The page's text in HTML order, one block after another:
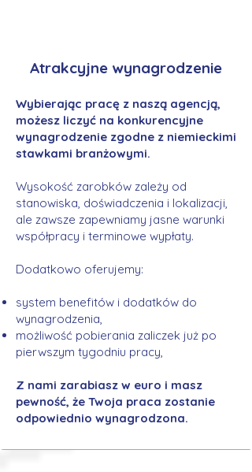
Atrakcyjne wynagrodzenie
Wybierając pracę z naszą agencją,
możesz liczyć na konkurencyjne
wynagrodzenie zgodne z niemieckimi
stawkami branżowymi.
Wysokość zarobków zależy od
stanowiska, doświadczenia i lokalizacji,
ale zawsze zapewniamy jasne warunki
współpracy i terminowe wypłaty.
Dodatkowo oferujemy:
system benefitów i dodatków do
wynagrodzenia,
możliwość pobierania zaliczek już po
pierwszym tygodniu pracy,
Z nami zarabiasz w euro i masz
pewność, że Twoja praca zostanie
odpowiednio wynagrodzona.